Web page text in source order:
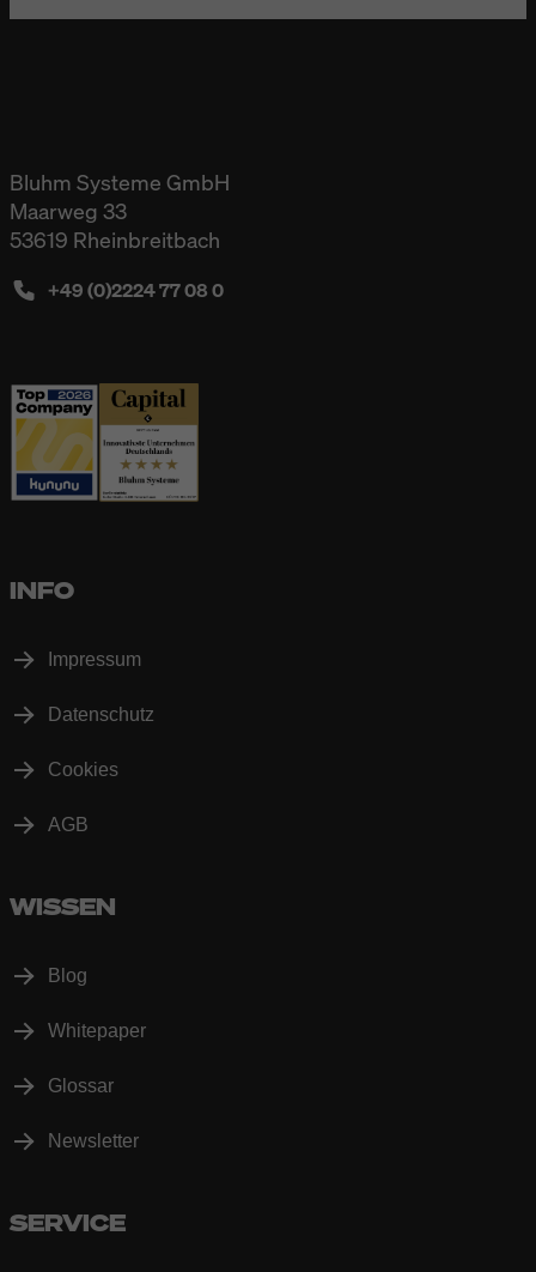
Bluhm Systeme GmbH
Maarweg 33
53619 Rheinbreitbach
+49 (0)2224 77 08 0
INFO
Impressum
Datenschutz
Cookies
AGB
WISSEN
Blog
Whitepaper
Glossar
Newsletter
SERVICE